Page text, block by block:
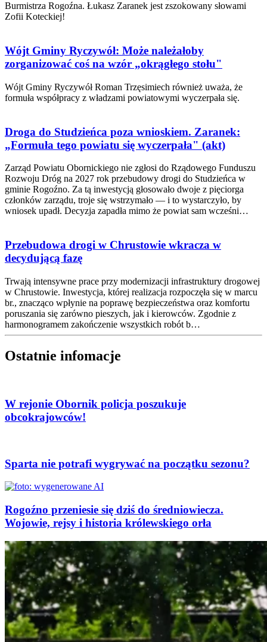
Burmistrza Rogoźna. Łukasz Zaranek jest zszokowany słowami
Zofii Koteckiej!
Wójt Gminy Ryczywół: Może należałoby
zorganizować coś na wzór „okrągłego stołu"
Wójt Gminy Ryczywół Roman Trzęsimiech również uważa, że
formuła współpracy z władzami powiatowymi wyczerpała się.
Droga do Studzieńca poza wnioskiem. Zaranek:
„Formuła tego powiatu się wyczerpała" (akt)
Zarząd Powiatu Obornickiego nie zgłosi do Rządowego Funduszu
Rozwoju Dróg na 2027 rok przebudowy drogi do Studzieńca w
gminie Rogoźno. Za tą inwestycją głosowało dwoje z pięciorga
członków zarządu, troje się wstrzymało — i to wystarczyło, by
wniosek upadł. Decyzja zapadła mimo że powiat sam wcześni…
Przebudowa drogi w Chrustowie wkracza w
decydującą fazę
Trwają intensywne prace przy modernizacji infrastruktury drogowej
w Chrustowie. Inwestycja, której realizacja rozpoczęła się w marcu
br., znacząco wpłynie na poprawę bezpieczeństwa oraz komfortu
poruszania się zarówno pieszych, jak i kierowców. Zgodnie z
harmonogramem zakończenie wszystkich robót b…
Ostatnie infomacje
W rejonie Obornik policja poszukuje
obcokrajowców!
Sparta nie potrafi wygrywać na początku sezonu?
Rogoźno przeniesie się dziś do średniowiecza.
Wojowie, rejsy i historia królewskiego orła